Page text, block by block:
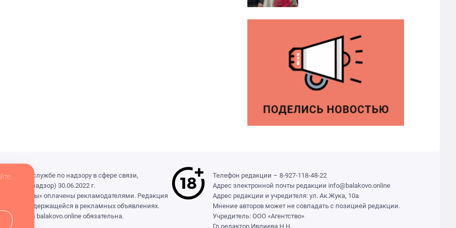
службе по надзору в сфере связи,
30.06.2022 г.
«Выборы» оплачены рекламодателями. Редакция
содержащейся в рекламных объявлениях.
на balakovo.online обязательна.
Телефон редакции – 8-927-118-48-22
Адрес электронной почты редакции info@balakovo.online
Адрес редакции и учредителя: ул. Ак.Жука, 10а
Мнение авторов может не совпадать с позицией редакции.
Учредитель: ООО «Агентство»
Гл.редактор Ивлиева Н.Н.